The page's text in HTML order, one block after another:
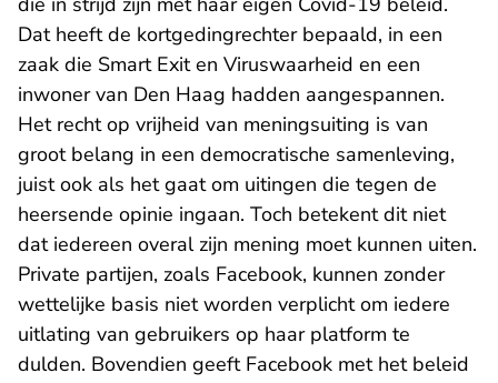
Dat heeft de kortgedingrechter bepaald, in een
zaak die Smart Exit en Viruswaarheid en een
inwoner van Den Haag hadden aangespannen.
Het recht op vrijheid van meningsuiting is van
groot belang in een democratische samenleving,
juist ook als het gaat om uitingen die tegen de
heersende opinie ingaan. Toch betekent dit niet
dat iedereen overal zijn mening moet kunnen uiten.
Private partijen, zoals Facebook, kunnen zonder
wettelijke basis niet worden verplicht om iedere
uitlating van gebruikers op haar platform te
dulden. Bovendien geeft Facebook met het beleid